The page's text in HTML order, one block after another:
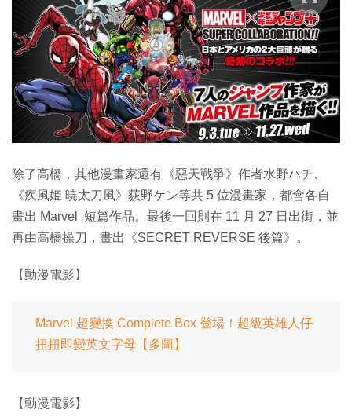
除了高橋，其他漫畫家還有《惡天戰爭》作者水野ハチ、
《疾風姫 暁太刀風》荻野ケン等共 5 位漫畫家，都會各自
畫出 Marvel 短篇作品。最後一回則在 11 月 27 日出街，並
再由高橋操刀，畫出《SECRET REVERSE 後篇》。
【動漫電影】
Marvel 超變換 Complete Box 登場！超級英雄人仔
扭扭即變英文字母【多圖】
【動漫電影】